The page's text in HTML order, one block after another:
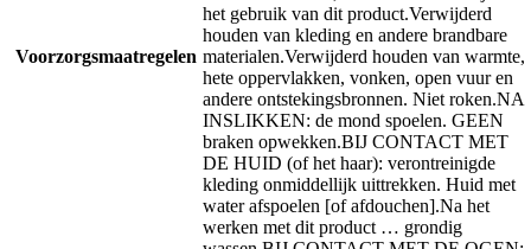
Voorzorgsmaatregelen
het gebruik van dit product.Verwijderd
houden van kleding en andere brandbare
materialen.Verwijderd houden van warmte,
hete oppervlakken, vonken, open vuur en
andere ontstekingsbronnen. Niet roken.NA
INSLIKKEN: de mond spoelen. GEEN
braken opwekken.BIJ CONTACT MET
DE HUID (of het haar): verontreinigde
kleding onmiddellijk uittrekken. Huid met
water afspoelen [of afdouchen].Na het
werken met dit product … grondig